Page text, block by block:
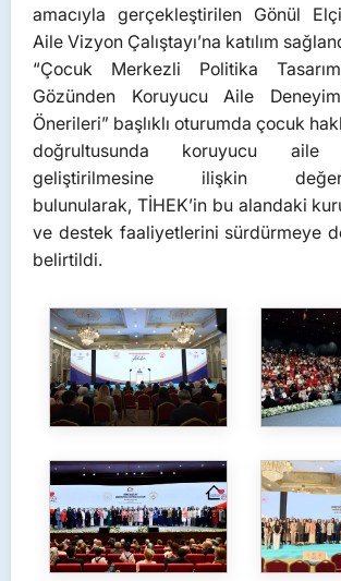
amacıyla gerçekleştirilen Gönül
Aile Vizyon Çalıştayı’na katılım
“Çocuk Merkezli Politika
Gözünden Koruyucu Aile
Önerileri” başlıklı oturumda çocuk
doğrultusunda koruyucu aile
geliştirilmesine ilişkin
bulunularak, TİHEK’in bu alandaki
ve destek faaliyetlerini sürdürmeye
belirtildi.